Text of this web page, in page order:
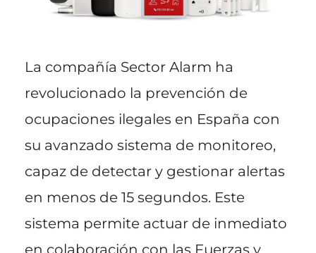
La compañía Sector Alarm ha
revolucionado la prevención de
ocupaciones ilegales en España con
su avanzado sistema de monitoreo,
capaz de detectar y gestionar alertas
en menos de 15 segundos. Este
sistema permite actuar de inmediato
en colaboración con las Fuerzas y